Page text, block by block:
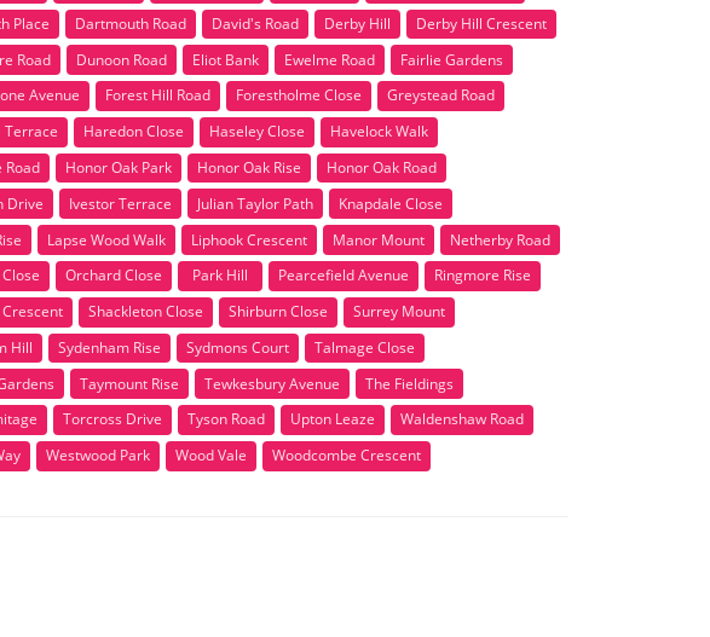
Place
Dartmouth Road David's Road Derby Hill
Derby Hill Crescent
Road
Dunoon Road Eliot Bank Ewelme Road
Fairlie Gardens
Avenue
Forest Hill Road Forestholme Close
Greystead Road
Terrace
Haredon Close Haseley Close
Havelock Walk
Road
Honor Oak Park Honor Oak Rise
Honor Oak Road
Drive
Ivestor Terrace Julian Taylor Path
Knapdale Close
Lapse Wood Walk Liphook Crescent Manor Mount
Netherby Road
Orchard Close Park Hill Pearcefield Avenue
Ringmore Rise
Shackleton Close Shirburn Close
Surrey Mount
Hill
Sydenham Rise Sydmons Court
Talmage Close
Taymount Rise Tewkesbury Avenue
The Fieldings
Torcross Drive Tyson Road Upton Leaze
Waldenshaw Road
Westwood Park Wood Vale Woodcombe Crescent